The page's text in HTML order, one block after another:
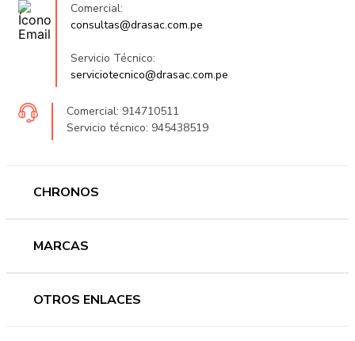
Comercial:
consultas@drasac.com.pe
Servicio Técnico:
serviciotecnico@drasac.com.pe
Comercial: 914710511
Servicio técnico: 945438519
CHRONOS
Hombre
Ofertas
MARCAS
Versace
OTROS ENLACES